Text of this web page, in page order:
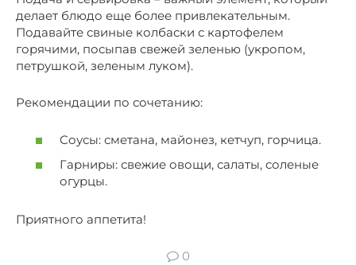
делает блюдо еще более привлекательным.
Подавайте свиные колбаски с картофелем
горячими, посыпав свежей зеленью (укропом,
петрушкой, зеленым луком).
Рекомендации по сочетанию:
Соусы: сметана, майонез, кетчуп, горчица.
Гарниры: свежие овощи, салаты, соленые
огурцы.
Приятного аппетита!
0